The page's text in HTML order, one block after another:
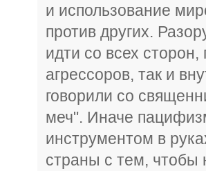
и использование
против других.
идти со всех
агрессоров, так и
говорили со
меч". Иначе
инструментом в
страны с тем, чтобы